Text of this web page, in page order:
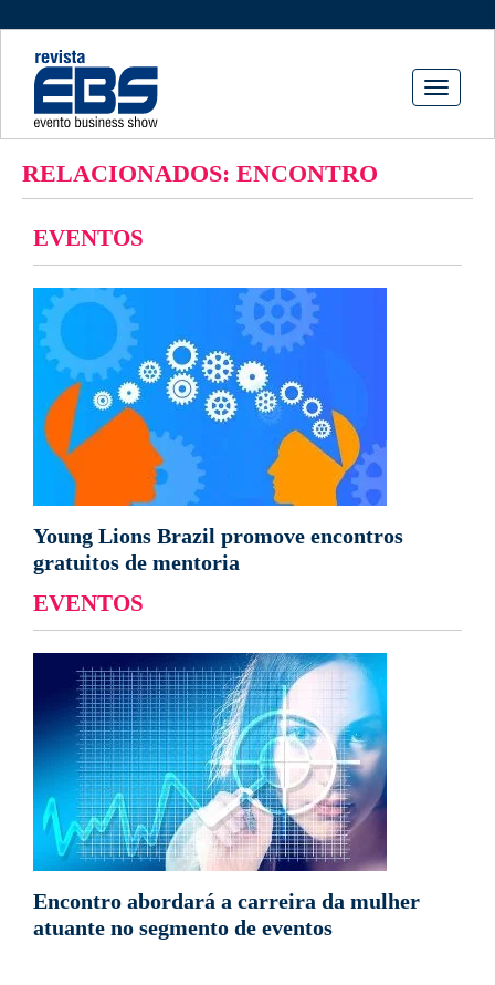
Toggle
RELACIONADOS: ENCONTRO
EVENTOS
Young Lions Brazil promove encontros
gratuitos de mentoria
EVENTOS
Encontro abordará a carreira da mulher
atuante no segmento de eventos